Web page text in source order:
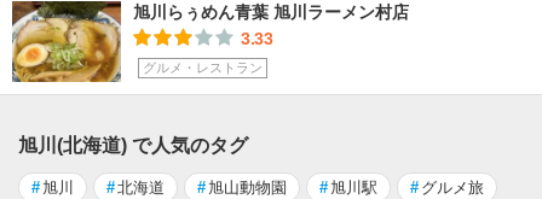
旭川らぅめん青葉 旭川ラーメン村店
3.33
グルメ・レストラン
旭川(北海道) で人気のタグ
#旭川 #北海道 #旭山動物園 #旭川駅 # グルメ旅